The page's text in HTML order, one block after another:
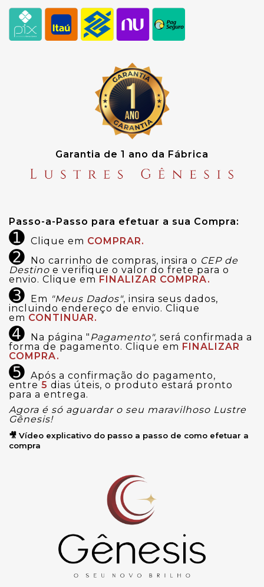
Garantia de 1 ano da Fábrica
Passo-a-Passo para efetuar a sua Compra:
➊ Clique em COMPRAR.
➋ No carrinho de compras, insira o CEP de
Destino e verifique o valor do frete para o
envio. Clique em FINALIZAR COMPRA.
➌ Em "Meus Dados", insira seus dados,
incluindo endereço de envio. Clique
em CONTINUAR.
➍ Na página " Pagamento", será confirmada a
forma de pagamento. Clique em FINALIZAR
COMPRA.
➎ Após a confirmação do pagamento,
entre 5 dias úteis, o produto estará pronto
para a entrega.
Agora é só aguardar o seu maravilhoso Lustre
Gênesis!
🎥 Vídeo explicativo do passo a passo de como efetuar a
compra